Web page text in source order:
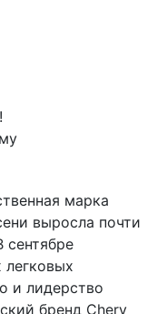
марка
выросла почти
сентябре
легковых
и лидерство
бренд Chery